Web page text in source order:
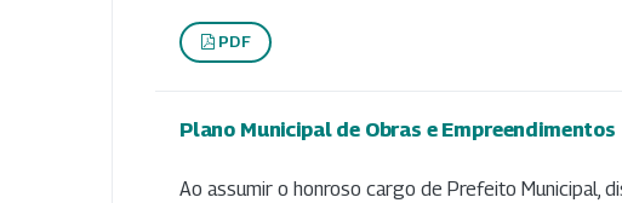
PDF
Plano Municipal de Obras e Empreendimentos
Ao assumir o honroso cargo de Prefeito Municipal,